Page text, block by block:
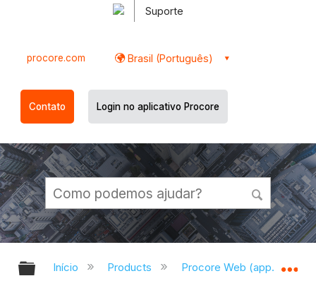
Suporte
procore.com Brasil (Português)
Contato Login no aplicativo Procore
Expandir/recolher hierarquia
Início Products Procore Web